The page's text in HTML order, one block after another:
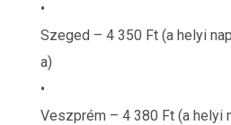
•
Szeged – 4 350 Ft (a helyi
a)
•
Veszprém – 4 380 Ft (a helyi